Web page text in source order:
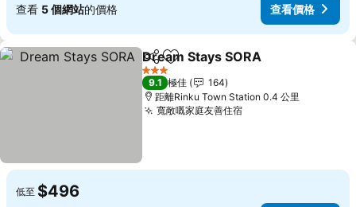
查看 5 個網站的價格 查看價格
分享 放到收藏夾
Dream Stays SORA
3 星級
9.1 極佳
164
距離Rinku Town Station 0.4 公里
寬敞嘅家庭友善住宿
低至 $496